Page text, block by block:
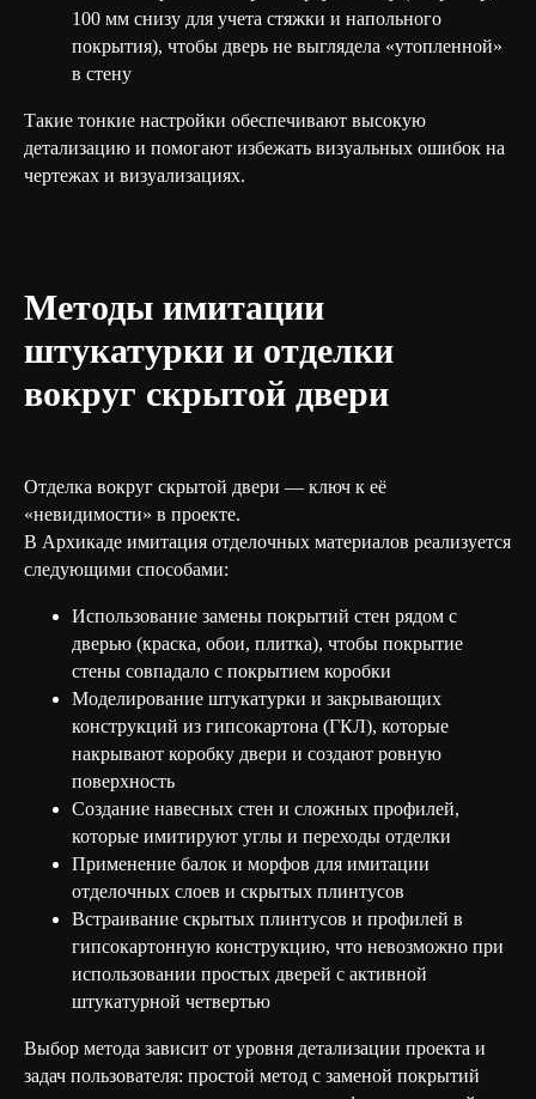
100 мм снизу для учета стяжки и напольного
покрытия), чтобы дверь не выглядела «утопленной»
в стену
Такие тонкие настройки обеспечивают высокую
детализацию и помогают избежать визуальных ошибок на
чертежах и визуализациях.
Методы имитации
штукатурки и отделки
вокруг скрытой двери
Отделка вокруг скрытой двери — ключ к её
«невидимости» в проекте.
В Архикаде имитация отделочных материалов реализуется
следующими способами:
Использование замены покрытий стен рядом с
дверью (краска, обои, плитка), чтобы покрытие
стены совпадало с покрытием коробки
Моделирование штукатурки и закрывающих
конструкций из гипсокартона (ГКЛ), которые
накрывают коробку двери и создают ровную
поверхность
Создание навесных стен и сложных профилей,
которые имитируют углы и переходы отделки
Применение балок и морфов для имитации
отделочных слоев и скрытых плинтусов
Встраивание скрытых плинтусов и профилей в
гипсокартонную конструкцию, что невозможно при
использовании простых дверей с активной
штукатурной четвертью
Выбор метода зависит от уровня детализации проекта и
задач пользователя: простой метод с заменой покрытий